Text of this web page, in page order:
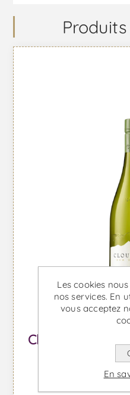
Cloudy Bay
À partir
Les cookies
nos services. En
vous acceptez
En